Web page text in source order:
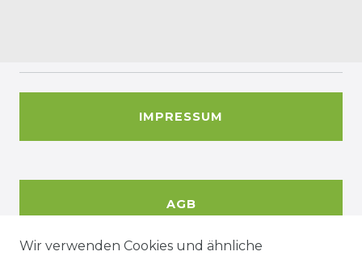
IMPRESSUM
AGB
Wir verwenden Cookies und ähnliche